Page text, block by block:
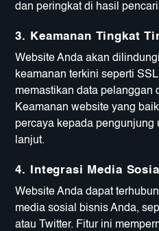
dan peringkat di hasil
3. Keamanan Tingkat
Website Anda akan
keamanan terkini seperti
memastikan data pelanggan
Keamanan website yang
percaya kepada pengunjung
lanjut.
4. Integrasi Media Sosial
Website Anda dapat
media sosial bisnis Anda,
atau Twitter. Fitur ini